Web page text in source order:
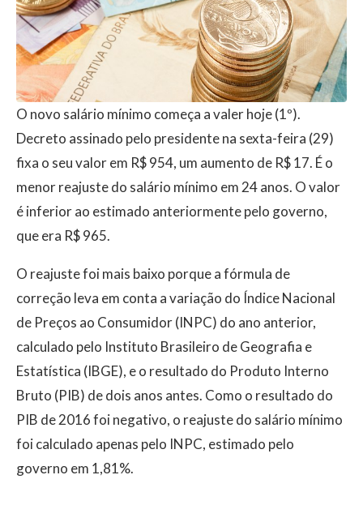
O novo salário mínimo começa a valer hoje (1º).
Decreto assinado pelo presidente na sexta-feira (29)
fixa o seu valor em R$ 954, um aumento de R$ 17. É o
menor reajuste do salário mínimo em 24 anos. O valor
é inferior ao estimado anteriormente pelo governo,
que era R$ 965.
O reajuste foi mais baixo porque a fórmula de
correção leva em conta a variação do Índice Nacional
de Preços ao Consumidor (INPC) do ano anterior,
calculado pelo Instituto Brasileiro de Geografia e
Estatística (IBGE), e o resultado do Produto Interno
Bruto (PIB) de dois anos antes. Como o resultado do
PIB de 2016 foi negativo, o reajuste do salário mínimo
foi calculado apenas pelo INPC, estimado pelo
governo em 1,81%.